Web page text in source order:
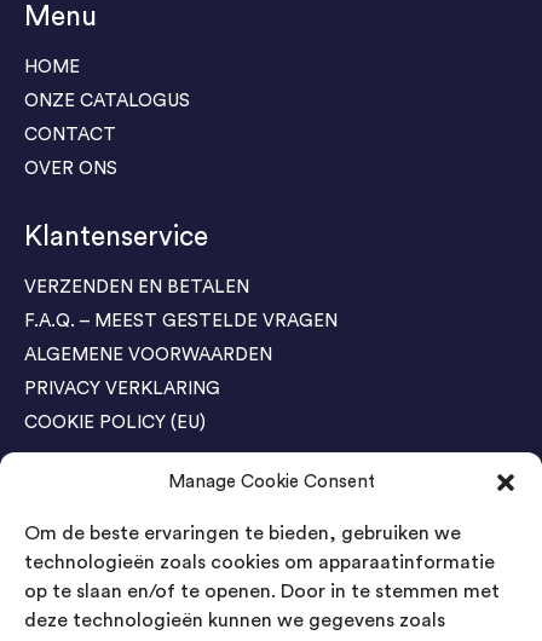
Manage Cookie Consent
Om de beste ervaringen te bieden, gebruiken we
technologieën zoals cookies om apparaatinformatie
op te slaan en/of te openen. Door in te stemmen met
deze technologieën kunnen we gegevens zoals
Menu
HOME
ONZE CATALOGUS
CONTACT
OVER ONS
Klantenservice
VERZENDEN EN BETALEN
F.A.Q. – MEEST GESTELDE VRAGEN
ALGEMENE VOORWAARDEN
PRIVACY VERKLARING
COOKIE POLICY (EU)
Agenda Trade Shows
04-05 November / SVG FAIR Winterswijk
Bestel GRATIS kaarten
Bestel GRATIS kaarten